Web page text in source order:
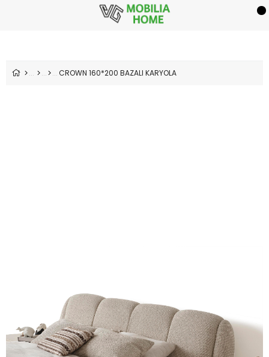
CROWN 160*200 BAZALI KARYOLA